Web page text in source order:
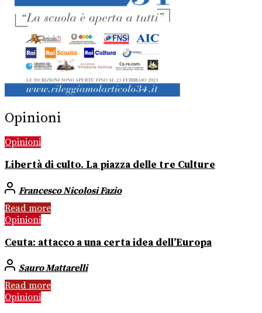
Opinioni
Opinioni
Libertà di culto. La piazza delle tre Culture
Francesco Nicolosi Fazio
Read more
Opinioni
Ceuta: attacco a una certa idea dell’Europa
Sauro Mattarelli
Read more
Opinioni